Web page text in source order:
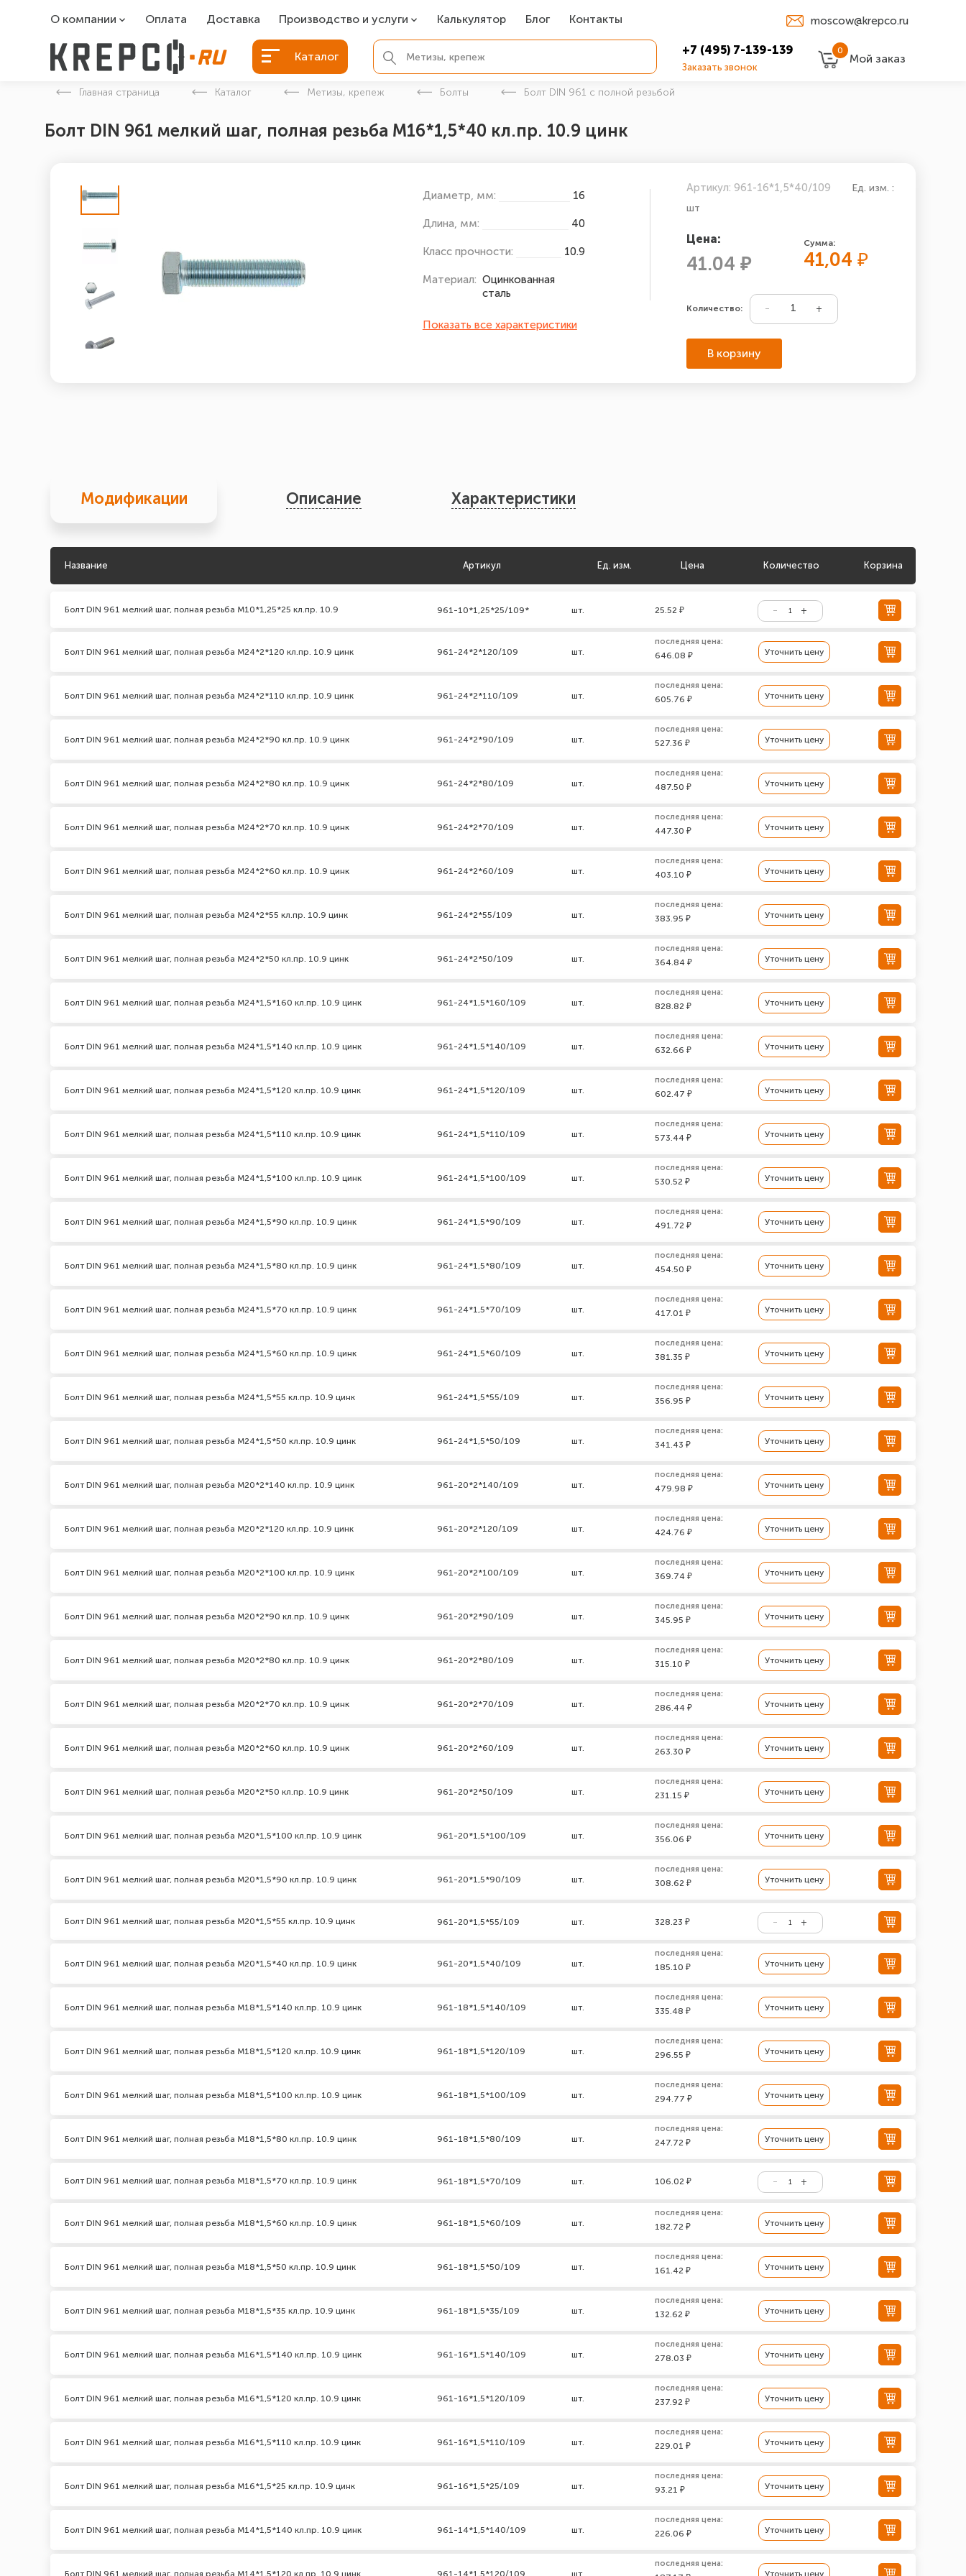
О компании
О компании
Оплата Доставка Производство и услуги
Болты БСР
Болты для фундамента
Закладные детали
Калькулятор Блог Контакты moscow@krepco.ru
Каталог +7 (495) 7-139-139
Заказать звонок
0
Мой заказ
Главная страница Каталог Метизы, крепеж Болты Болт DIN 961 с полной резьбой
Болт DIN 961 мелкий шаг, полная резьба М16*1,5*40 кл.пр. 10.9 цинк
Диаметр, мм: 16
Длина, мм: 40
Класс прочности: 10.9
Материал: Оцинкованная
сталь
Показать все характеристики
Артикул: 961-16*1,5*40/109
Ед. изм. :
шт
Цена:
41.04 ₽
Сумма:
41,04₽
Количество:
В корзину
Модификации Описание Характеристики
Название Артикул Ед. изм. Цена Количество Корзина
Болт DIN 961 мелкий шаг, полная резьба М10*1,25*25 кл.пр. 10.9 961-10*1,25*25/109* шт. 25.52 ₽
Болт DIN 961 мелкий шаг, полная резьба M24*2*120 кл.пр. 10.9 цинк 961-24*2*120/109 шт.
последняя цена:
646.08 ₽ Уточнить цену
Болт DIN 961 мелкий шаг, полная резьба M24*2*110 кл.пр. 10.9 цинк 961-24*2*110/109 шт.
последняя цена:
605.76 ₽ Уточнить цену
Болт DIN 961 мелкий шаг, полная резьба M24*2*90 кл.пр. 10.9 цинк 961-24*2*90/109 шт.
последняя цена:
527.36 ₽ Уточнить цену
Болт DIN 961 мелкий шаг, полная резьба M24*2*80 кл.пр. 10.9 цинк 961-24*2*80/109 шт.
последняя цена:
487.50 ₽ Уточнить цену
Болт DIN 961 мелкий шаг, полная резьба M24*2*70 кл.пр. 10.9 цинк 961-24*2*70/109 шт.
последняя цена:
447.30 ₽ Уточнить цену
Болт DIN 961 мелкий шаг, полная резьба M24*2*60 кл.пр. 10.9 цинк 961-24*2*60/109 шт.
последняя цена:
403.10 ₽ Уточнить цену
Болт DIN 961 мелкий шаг, полная резьба M24*2*55 кл.пр. 10.9 цинк 961-24*2*55/109 шт.
последняя цена:
383.95 ₽ Уточнить цену
Болт DIN 961 мелкий шаг, полная резьба M24*2*50 кл.пр. 10.9 цинк 961-24*2*50/109 шт.
последняя цена:
364.84 ₽ Уточнить цену
Болт DIN 961 мелкий шаг, полная резьба M24*1,5*160 кл.пр. 10.9 цинк 961-24*1,5*160/109 шт.
последняя цена:
828.82 ₽ Уточнить цену
Болт DIN 961 мелкий шаг, полная резьба M24*1,5*140 кл.пр. 10.9 цинк 961-24*1,5*140/109 шт.
последняя цена:
632.66 ₽ Уточнить цену
Болт DIN 961 мелкий шаг, полная резьба M24*1,5*120 кл.пр. 10.9 цинк 961-24*1,5*120/109 шт.
последняя цена:
602.47 ₽ Уточнить цену
Болт DIN 961 мелкий шаг, полная резьба M24*1,5*110 кл.пр. 10.9 цинк 961-24*1,5*110/109 шт.
последняя цена:
573.44 ₽ Уточнить цену
Болт DIN 961 мелкий шаг, полная резьба M24*1,5*100 кл.пр. 10.9 цинк 961-24*1,5*100/109 шт.
последняя цена:
530.52 ₽ Уточнить цену
Болт DIN 961 мелкий шаг, полная резьба M24*1,5*90 кл.пр. 10.9 цинк 961-24*1,5*90/109 шт.
последняя цена:
491.72 ₽ Уточнить цену
Болт DIN 961 мелкий шаг, полная резьба M24*1,5*80 кл.пр. 10.9 цинк 961-24*1,5*80/109 шт.
последняя цена:
454.50 ₽ Уточнить цену
Болт DIN 961 мелкий шаг, полная резьба M24*1,5*70 кл.пр. 10.9 цинк 961-24*1,5*70/109 шт.
последняя цена:
417.01 ₽ Уточнить цену
Болт DIN 961 мелкий шаг, полная резьба M24*1,5*60 кл.пр. 10.9 цинк 961-24*1,5*60/109 шт.
последняя цена:
381.35 ₽ Уточнить цену
Болт DIN 961 мелкий шаг, полная резьба M24*1,5*55 кл.пр. 10.9 цинк 961-24*1,5*55/109 шт.
последняя цена:
356.95 ₽ Уточнить цену
Болт DIN 961 мелкий шаг, полная резьба M24*1,5*50 кл.пр. 10.9 цинк 961-24*1,5*50/109 шт.
последняя цена:
341.43 ₽ Уточнить цену
Болт DIN 961 мелкий шаг, полная резьба M20*2*140 кл.пр. 10.9 цинк 961-20*2*140/109 шт.
последняя цена:
479.98 ₽ Уточнить цену
Болт DIN 961 мелкий шаг, полная резьба M20*2*120 кл.пр. 10.9 цинк 961-20*2*120/109 шт.
последняя цена:
424.76 ₽ Уточнить цену
Болт DIN 961 мелкий шаг, полная резьба M20*2*100 кл.пр. 10.9 цинк 961-20*2*100/109 шт.
последняя цена:
369.74 ₽ Уточнить цену
Болт DIN 961 мелкий шаг, полная резьба M20*2*90 кл.пр. 10.9 цинк 961-20*2*90/109 шт.
последняя цена:
345.95 ₽ Уточнить цену
Болт DIN 961 мелкий шаг, полная резьба M20*2*80 кл.пр. 10.9 цинк 961-20*2*80/109 шт.
последняя цена:
315.10 ₽ Уточнить цену
Болт DIN 961 мелкий шаг, полная резьба M20*2*70 кл.пр. 10.9 цинк 961-20*2*70/109 шт.
последняя цена:
286.44 ₽ Уточнить цену
Болт DIN 961 мелкий шаг, полная резьба M20*2*60 кл.пр. 10.9 цинк 961-20*2*60/109 шт.
последняя цена:
263.30 ₽ Уточнить цену
Болт DIN 961 мелкий шаг, полная резьба M20*2*50 кл.пр. 10.9 цинк 961-20*2*50/109 шт.
последняя цена:
231.15 ₽ Уточнить цену
Болт DIN 961 мелкий шаг, полная резьба M20*1,5*100 кл.пр. 10.9 цинк 961-20*1,5*100/109 шт.
последняя цена:
356.06 ₽ Уточнить цену
Болт DIN 961 мелкий шаг, полная резьба M20*1,5*90 кл.пр. 10.9 цинк 961-20*1,5*90/109 шт.
последняя цена:
308.62 ₽ Уточнить цену
Болт DIN 961 мелкий шаг, полная резьба M20*1,5*55 кл.пр. 10.9 цинк 961-20*1,5*55/109 шт. 328.23 ₽
Болт DIN 961 мелкий шаг, полная резьба M20*1,5*40 кл.пр. 10.9 цинк 961-20*1,5*40/109 шт.
последняя цена:
185.10 ₽ Уточнить цену
Болт DIN 961 мелкий шаг, полная резьба M18*1,5*140 кл.пр. 10.9 цинк 961-18*1,5*140/109 шт.
последняя цена:
335.48 ₽ Уточнить цену
Болт DIN 961 мелкий шаг, полная резьба M18*1,5*120 кл.пр. 10.9 цинк 961-18*1,5*120/109 шт.
последняя цена:
296.55 ₽ Уточнить цену
Болт DIN 961 мелкий шаг, полная резьба M18*1,5*100 кл.пр. 10.9 цинк 961-18*1,5*100/109 шт.
последняя цена:
294.77 ₽ Уточнить цену
Болт DIN 961 мелкий шаг, полная резьба M18*1,5*80 кл.пр. 10.9 цинк 961-18*1,5*80/109 шт.
последняя цена:
247.72 ₽ Уточнить цену
Болт DIN 961 мелкий шаг, полная резьба M18*1,5*70 кл.пр. 10.9 цинк 961-18*1,5*70/109 шт. 106.02 ₽
Болт DIN 961 мелкий шаг, полная резьба M18*1,5*60 кл.пр. 10.9 цинк 961-18*1,5*60/109 шт.
последняя цена:
182.72 ₽ Уточнить цену
Болт DIN 961 мелкий шаг, полная резьба M18*1,5*50 кл.пр. 10.9 цинк 961-18*1,5*50/109 шт.
последняя цена:
161.42 ₽ Уточнить цену
Болт DIN 961 мелкий шаг, полная резьба M18*1,5*35 кл.пр. 10.9 цинк 961-18*1,5*35/109 шт.
последняя цена:
132.62 ₽ Уточнить цену
Болт DIN 961 мелкий шаг, полная резьба M16*1,5*140 кл.пр. 10.9 цинк 961-16*1,5*140/109 шт.
последняя цена:
278.03 ₽ Уточнить цену
Болт DIN 961 мелкий шаг, полная резьба M16*1,5*120 кл.пр. 10.9 цинк 961-16*1,5*120/109 шт.
последняя цена:
237.92 ₽ Уточнить цену
Болт DIN 961 мелкий шаг, полная резьба M16*1,5*110 кл.пр. 10.9 цинк 961-16*1,5*110/109 шт.
последняя цена:
229.01 ₽ Уточнить цену
Болт DIN 961 мелкий шаг, полная резьба M16*1,5*25 кл.пр. 10.9 цинк 961-16*1,5*25/109 шт.
последняя цена:
93.21 ₽ Уточнить цену
Болт DIN 961 мелкий шаг, полная резьба M14*1,5*140 кл.пр. 10.9 цинк 961-14*1,5*140/109 шт.
последняя цена:
226.06 ₽ Уточнить цену
Болт DIN 961 мелкий шаг, полная резьба M14*1,5*120 кл.пр. 10.9 цинк 961-14*1,5*120/109 шт.
последняя цена:
Уточнить цену